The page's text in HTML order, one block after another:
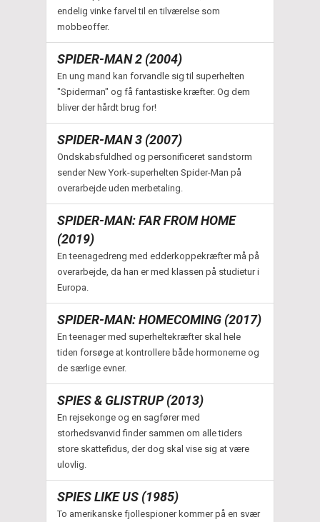
endelig vinke farvel til en tilværelse som
mobbeoffer.
SPIDER-MAN 2 (2004)
En ung mand kan forvandle sig til superhelten
"Spiderman" og få fantastiske kræfter. Og dem
bliver der hårdt brug for!
SPIDER-MAN 3 (2007)
Ondskabsfuldhed og personificeret sandstorm
sender New York-superhelten Spider-Man på
overarbejde uden merbetaling.
SPIDER-MAN: FAR FROM HOME
(2019)
En teenagedreng med edderkoppekræfter må på
overarbejde, da han er med klassen på studietur i
Europa.
SPIDER-MAN: HOMECOMING (2017)
En teenager med superheltekræfter skal hele
tiden forsøge at kontrollere både hormonerne og
de særlige evner.
SPIES & GLISTRUP (2013)
En rejsekonge og en sagfører med
storhedsvanvid finder sammen om alle tiders
store skattefidus, der dog skal vise sig at være
ulovlig.
SPIES LIKE US (1985)
To amerikanske fjollespioner kommer på en svær